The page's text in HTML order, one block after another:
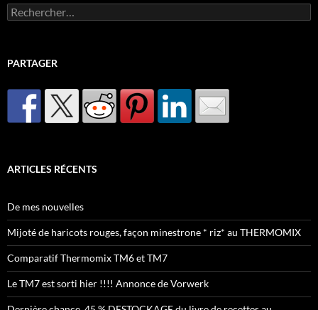
Rechercher :
PARTAGER
ARTICLES RÉCENTS
De mes nouvelles
Mijoté de haricots rouges, façon minestrone * riz* au THERMOMIX
Comparatif Thermomix TM6 et TM7
Le TM7 est sorti hier !!!! Annonce de Vorwerk